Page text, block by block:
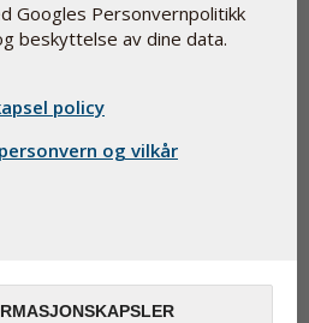
at kvinner med svak lårmuskulatur har
Googles Personvernpolitikk
beskyttelse av dine data.
policy
og vilkår